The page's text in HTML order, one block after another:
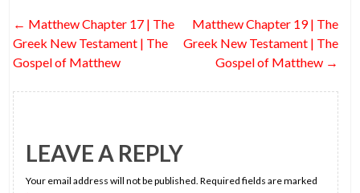
o
k
Post
navigation
← Matthew Chapter 17 | The
Greek New Testament | The
Gospel of Matthew
Matthew Chapter 19 | The
Greek New Testament | The
Gospel of Matthew →
LEAVE A REPLY
Your email address will not be published. Required fields are marked